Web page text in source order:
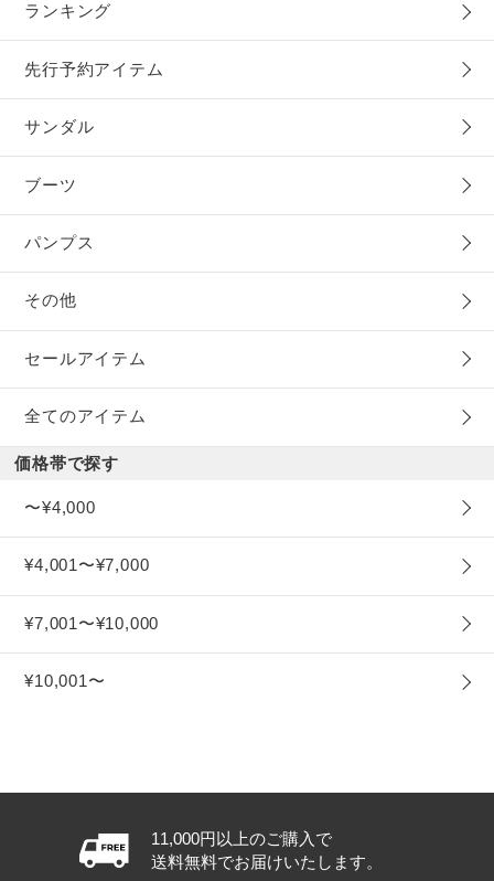
ランキング
先行予約アイテム
サンダル
ブーツ
パンプス
その他
セールアイテム
全てのアイテム
価格帯で探す
〜¥4,000
¥4,001〜¥7,000
¥7,001〜¥10,000
¥10,001〜
11,000円以上のご購入で
送料無料でお届けいたします。